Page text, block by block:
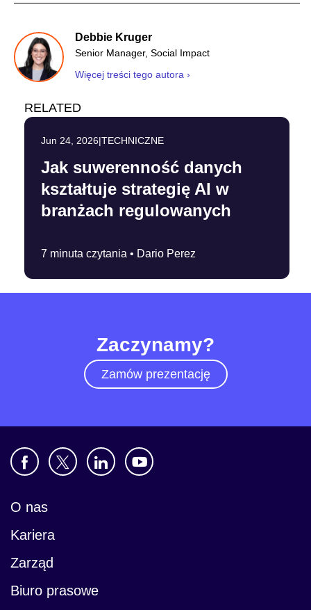
Debbie Kruger
Senior Manager, Social Impact
Więcej treści tego autora ›
RELATED
Jun 24, 2026|TECHNICZNE
Jak suwerenność danych
kształtuje strategię AI w
branżach regulowanych
7 minuta czytania • Dario Perez
Zaczynamy?
Zamów prezentację
O nas
Kariera
Zarząd
Biuro prasowe